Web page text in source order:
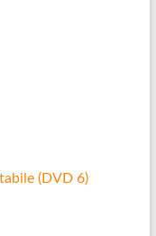
(DVD 6)